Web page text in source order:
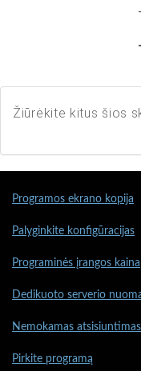
Žiūrėkite kitus šios
Programos ekrano kopija
Palyginkite konfigūracijas
Programinės įrangos kaina
Dedikuoto serverio
Nemokamas atsisiuntimas
Pirkite programą